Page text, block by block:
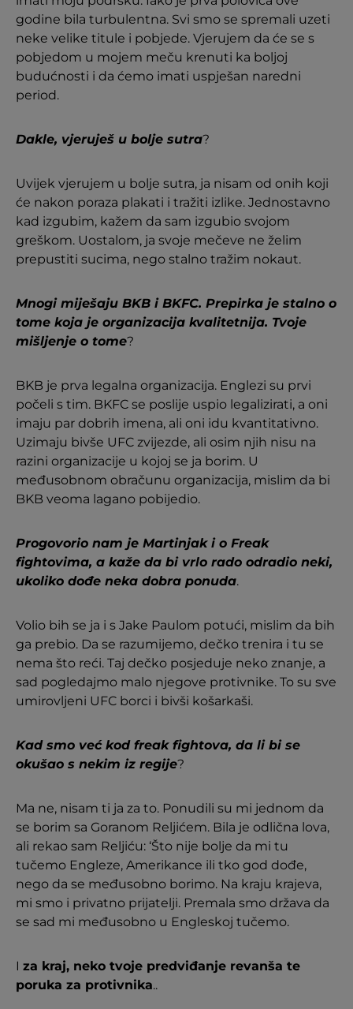
godine bila turbulentna. Svi smo se spremali uzeti
neke velike titule i pobjede. Vjerujem da će se s
pobjedom u mojem meču krenuti ka boljoj
budućnosti i da ćemo imati uspješan naredni
period.
Dakle, vjeruješ u bolje sutra?
Uvijek vjerujem u bolje sutra, ja nisam od onih koji
će nakon poraza plakati i tražiti izlike. Jednostavno
kad izgubim, kažem da sam izgubio svojom
greškom. Uostalom, ja svoje mečeve ne želim
prepustiti sucima, nego stalno tražim nokaut.
Mnogi miješaju BKB i BKFC. Prepirka je stalno o
tome koja je organizacija kvalitetnija. Tvoje
mišljenje o tome?
BKB je prva legalna organizacija. Englezi su prvi
počeli s tim. BKFC se poslije uspio legalizirati, a oni
imaju par dobrih imena, ali oni idu kvantitativno.
Uzimaju bivše UFC zvijezde, ali osim njih nisu na
razini organizacije u kojoj se ja borim. U
međusobnom obračunu organizacija, mislim da bi
BKB veoma lagano pobijedio.
Progovorio nam je Martinjak i o Freak
fightovima, a kaže da bi vrlo rado odradio neki,
ukoliko dođe neka dobra ponuda.
Volio bih se ja i s Jake Paulom potući, mislim da bih
ga prebio. Da se razumijemo, dečko trenira i tu se
nema što reći. Taj dečko posjeduje neko znanje, a
sad pogledajmo malo njegove protivnike. To su sve
umirovljeni UFC borci i bivši košarkaši.
Kad smo već kod freak fightova, da li bi se
okušao s nekim iz regije?
Ma ne, nisam ti ja za to. Ponudili su mi jednom da
se borim sa Goranom Reljićem. Bila je odlična lova,
ali rekao sam Reljiću: ‘Što nije bolje da mi tu
tučemo Engleze, Amerikance ili tko god dođe,
nego da se međusobno borimo. Na kraju krajeva,
mi smo i privatno prijatelji. Premala smo država da
se sad mi međusobno u Engleskoj tučemo.
I za kraj, neko tvoje predviđanje revanša te
poruka za protivnika..